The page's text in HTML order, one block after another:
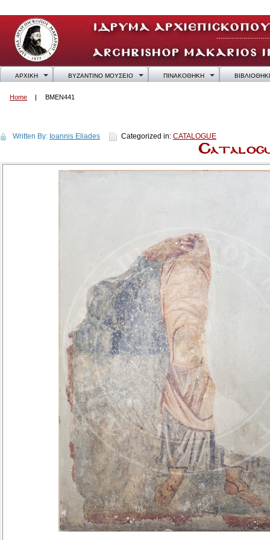
ΑΡΧΙΚΗ ΒΥΖΑΝΤΙΝΟ ΜΟΥΣΕΙΟ ΠΙΝΑΚΟΘΗΚΗ
Home BMEN441
Written By: Ioannis Eliades Categorized in: CATALOGUE